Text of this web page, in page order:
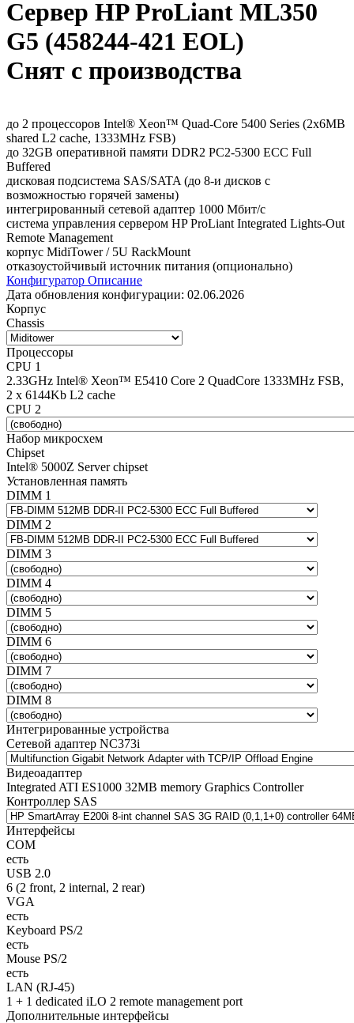
Сервер HP ProLiant ML350
G5 (458244-421 EOL)
Снят с производства
до 2 процессоров Intel® Xeon™ Quad-Core 5400 Series (2x6MB
shared L2 cache, 1333MHz FSB)
до 32GB оперативной памяти DDR2 PC2-5300 ECC Full
Buffered
дисковая подсистема SAS/SATA (до 8-и дисков с
возможностью горячей замены)
интегрированный сетевой адаптер 1000 Мбит/с
система управления сервером HP ProLiant Integrated Lights-Out
Remote Management
корпус MidiTower / 5U RackMount
отказоустойчивый источник питания (опционально)
Конфигуратор Описание
Дата обновления конфигурации: 02.06.2026
Корпус
Chassis
Процессоры
CPU 1
2.33GHz Intel® Xeon™ E5410 Core 2 QuadCore 1333MHz FSB,
2 x 6144Kb L2 cache
CPU 2
Набор микросхем
Chipset
Intel® 5000Z Server chipset
Установленная память
DIMM 1
DIMM 2
DIMM 3
DIMM 4
DIMM 5
DIMM 6
DIMM 7
DIMM 8
Интегрированные устройства
Сетевой адаптер NC373i
Видеоадаптер
Integrated ATI ES1000 32MB memory Graphics Controller
Контроллер SAS
Интерфейсы
COM
есть
USB 2.0
6 (2 front, 2 internal, 2 rear)
VGA
есть
Keyboard PS/2
есть
Mouse PS/2
есть
LAN (RJ-45)
1 + 1 dedicated iLO 2 remote management port
Дополнительные интерфейсы